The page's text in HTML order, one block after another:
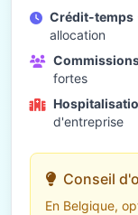
Crédit-temps
allocation
fortes
d'entreprise
Conseil
En Belgique,